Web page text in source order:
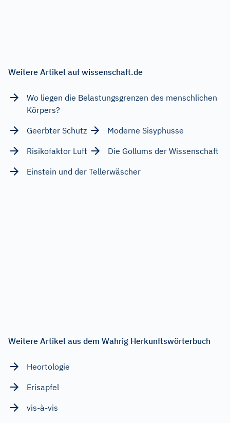
Weitere Artikel auf wissenschaft.de
Wo liegen die Belastungsgrenzen des menschlichen
Körpers?
Geerbter Schutz
Moderne Sisyphusse
Risikofaktor Luft
Die Gollums der Wissenschaft
Einstein und der Tellerwäscher
Weitere Artikel aus dem Wahrig Herkunftswörterbuch
Heortologie
Erisapfel
vis-à-vis